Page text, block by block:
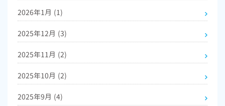
2026年1月 (1)
2025年12月 (3)
2025年11月 (2)
2025年10月 (2)
2025年9月 (4)